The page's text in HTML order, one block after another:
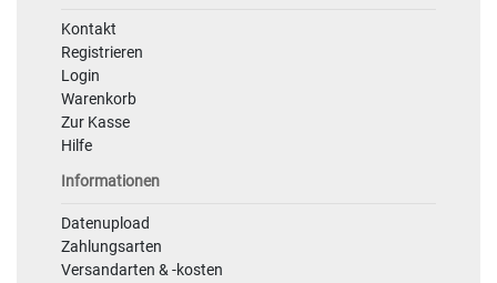
Kontakt
Registrieren
Login
Warenkorb
Zur Kasse
Hilfe
Informationen
Datenupload
Zahlungsarten
Versandarten & -kosten